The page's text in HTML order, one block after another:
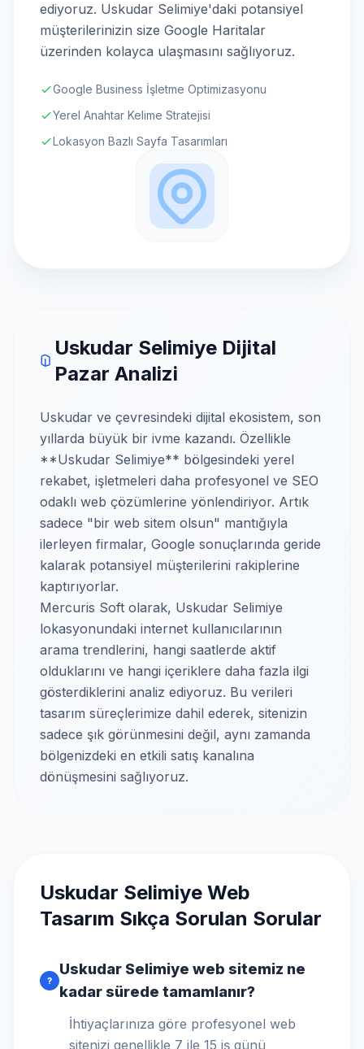
ediyoruz. Uskudar Selimiye'daki potansiyel
müşterilerinizin size Google Haritalar
üzerinden kolayca ulaşmasını sağlıyoruz.
Google Business İşletme Optimizasyonu
Yerel Anahtar Kelime Stratejisi
Lokasyon Bazlı Sayfa Tasarımları
Uskudar Selimiye Dijital
Pazar Analizi
Uskudar ve çevresindeki dijital ekosistem, son
yıllarda büyük bir ivme kazandı. Özellikle
**Uskudar Selimiye** bölgesindeki yerel
rekabet, işletmeleri daha profesyonel ve SEO
odaklı web çözümlerine yönlendiriyor. Artık
sadece "bir web sitem olsun" mantığıyla
ilerleyen firmalar, Google sonuçlarında geride
kalarak potansiyel müşterilerini rakiplerine
kaptırıyorlar.
Mercuris Soft olarak, Uskudar Selimiye
lokasyonundaki internet kullanıcılarının
arama trendlerini, hangi saatlerde aktif
olduklarını ve hangi içeriklere daha fazla ilgi
gösterdiklerini analiz ediyoruz. Bu verileri
tasarım süreçlerimize dahil ederek, sitenizin
sadece şık görünmesini değil, aynı zamanda
bölgenizdeki en etkili satış kanalına
dönüşmesini sağlıyoruz.
Uskudar Selimiye Web
Tasarım Sıkça Sorulan Sorular
?
Uskudar Selimiye web sitemiz ne
kadar sürede tamamlanır?
İhtiyaçlarınıza göre profesyonel web
sitenizi genellikle 7 ile 15 iş günü